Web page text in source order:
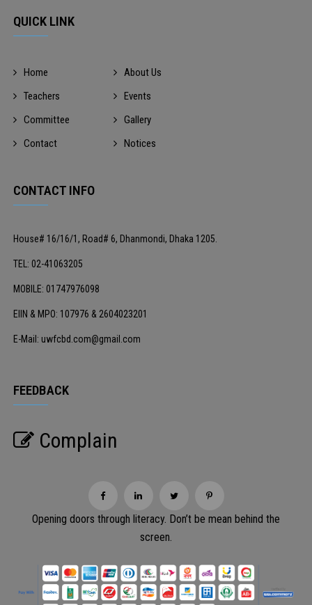
QUICK LINK
Home
About Us
Teachers
Events
Committee
Gallery
Contact
Notices
CONTACT INFO
House# 16/16/1, Road# 6, Dhanmondi, Dhaka 1205.
TEL: 02-41063205
MOBILE: 01747976098
EIIN & MPO: 107976 & 2604023201
E-Mail: uwfcbd.com@gmail.com
FEEDBACK
Complain
Opening doors through literacy. Don’t be mean behind the
screen.